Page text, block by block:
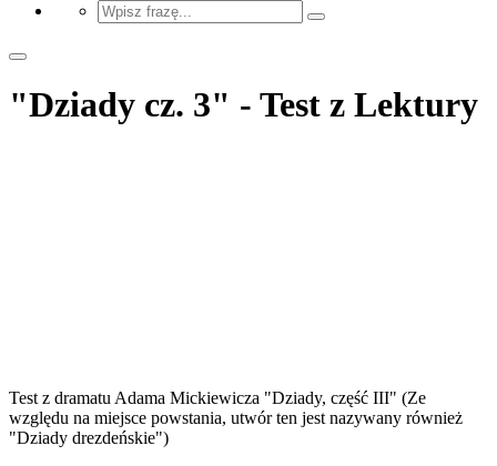
"Dziady cz. 3" - Test z Lektury
Test z dramatu Adama Mickiewicza "Dziady, część III" (Ze
względu na miejsce powstania, utwór ten jest nazywany również
"Dziady drezdeńskie")